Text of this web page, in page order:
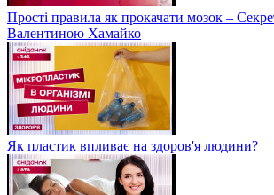
Прості правила як прокачати мозок –
Валентиною Хамайко
Як пластик впливає на здоров'я людини?